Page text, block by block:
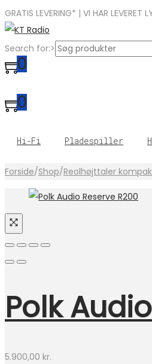
GRATIS LEVERING* | VI HAR LEVERET
Search for:>
0
0
Hi-Fi Pladespiller
Forside/Shop/Reolhøjttaler
Polk
5.900,00 kr.